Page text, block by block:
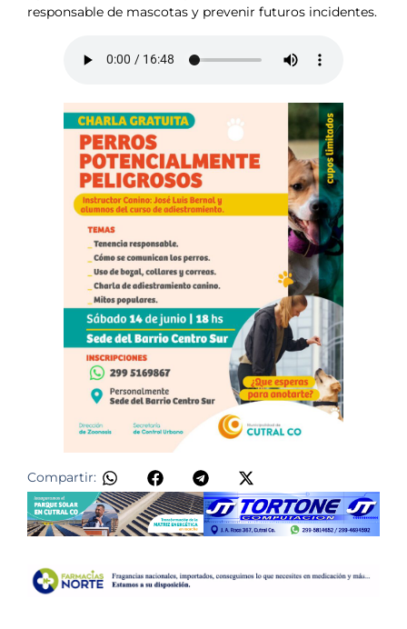
responsable de mascotas y prevenir futuros incidentes.
Compartir: